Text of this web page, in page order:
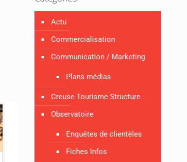
Actu
Commercialisation
Communication / Marketing
Plans médias
Creuse Tourisme Structure
Observatoire
Enquêtes de clientèles
Fiches Infos